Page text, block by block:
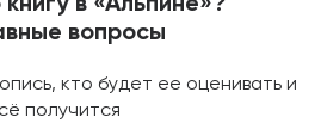
в «Альпине»?
вопросы
кто будет ее оценивать и
получится